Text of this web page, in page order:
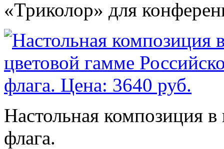
«Триколор» для
Настольная композиция
флага.